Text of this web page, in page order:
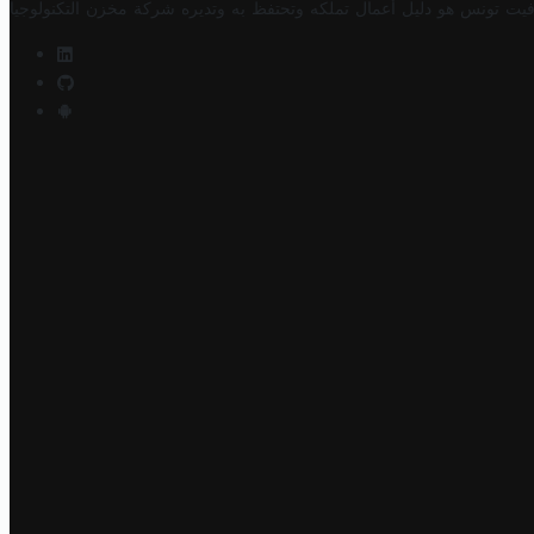
تونس هو دليل أعمال تملكه وتحتفظ به وتديره شركة مخزن التكنولوجيا